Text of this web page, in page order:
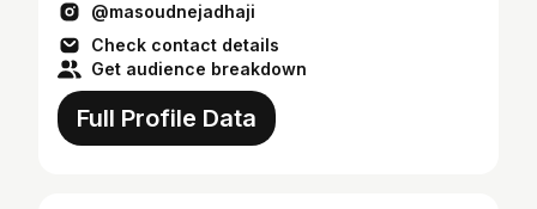
@masoudnejadhaji
Check contact details
Get audience breakdown
Full Profile Data